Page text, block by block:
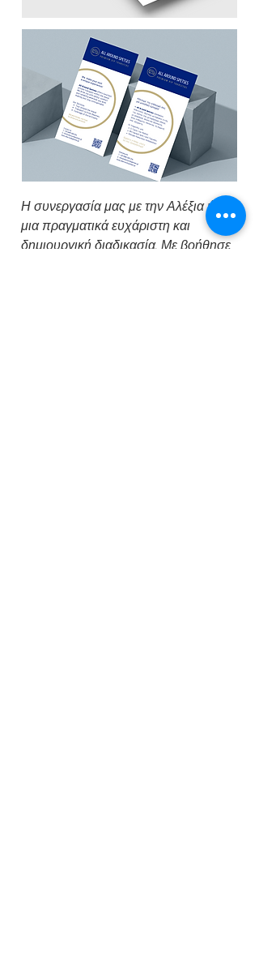
Η συνεργασία μας με την Αλέξια ήταν
μια πραγματικά ευχάριστη και
δημιουργική διαδικασία. Με βοήθησε